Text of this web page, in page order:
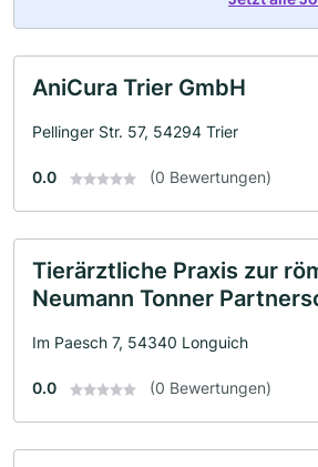
AniCura Trier GmbH
Pellinger Str. 57, 54294 Trier
0.0 (0 Bewertungen)
Tierärztliche Praxis zur
Neumann Tonner
Im Paesch 7, 54340 Longuich
0.0 (0 Bewertungen)